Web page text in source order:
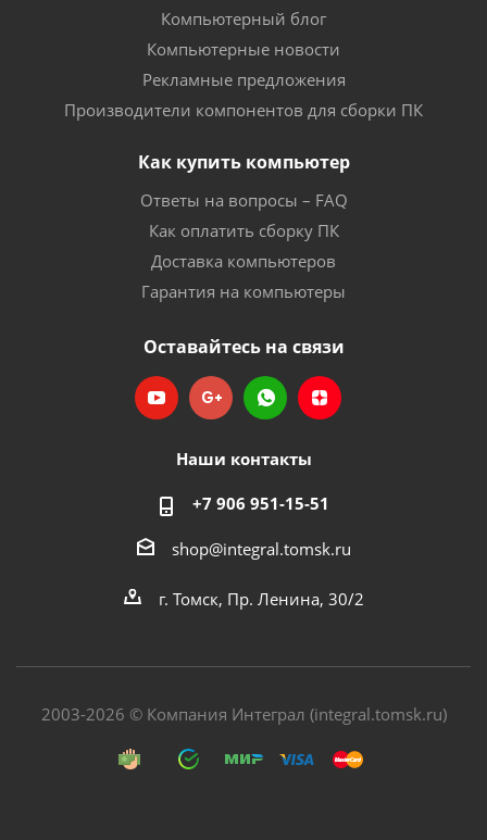
Компьютерный блог
Компьютерные новости
Рекламные предложения
Производители компонентов для сборки ПК
Как купить компьютер
Ответы на вопросы – FAQ
Как оплатить сборку ПК
Доставка компьютеров
Гарантия на компьютеры
Оставайтесь на связи
Наши контакты
+7 906 951-15-51
shop@integral.tomsk.ru
г. Томск, Пр. Ленина, 30/2
2003-2026 © Компания Интеграл (integral.tomsk.ru)